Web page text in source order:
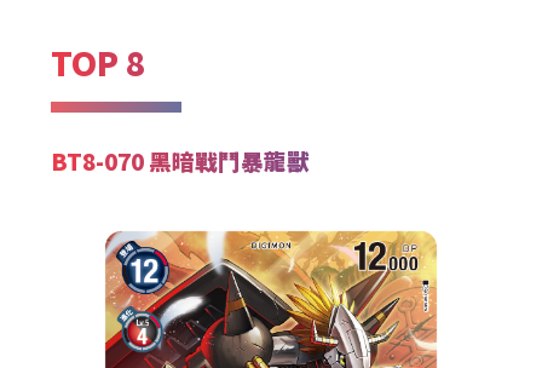
TOP 8
BT8-070 黑暗戰鬥暴龍獸